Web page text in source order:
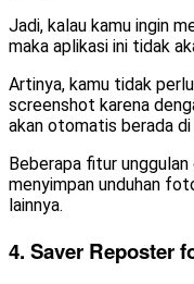
Jadi, kalau kamu ingin
maka aplikasi ini tidak
Artinya, kamu tidak
screenshot karena
akan otomatis berada di
Beberapa fitur
menyimpan unduhan
lainnya.
4. Saver Reposter